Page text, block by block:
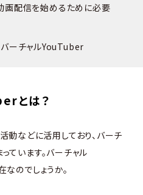
画配信を始めるために必要
ーチャルYouTuber
とは？
などに活用しており、バーチ
ています。バーチャル
のでしょうか。